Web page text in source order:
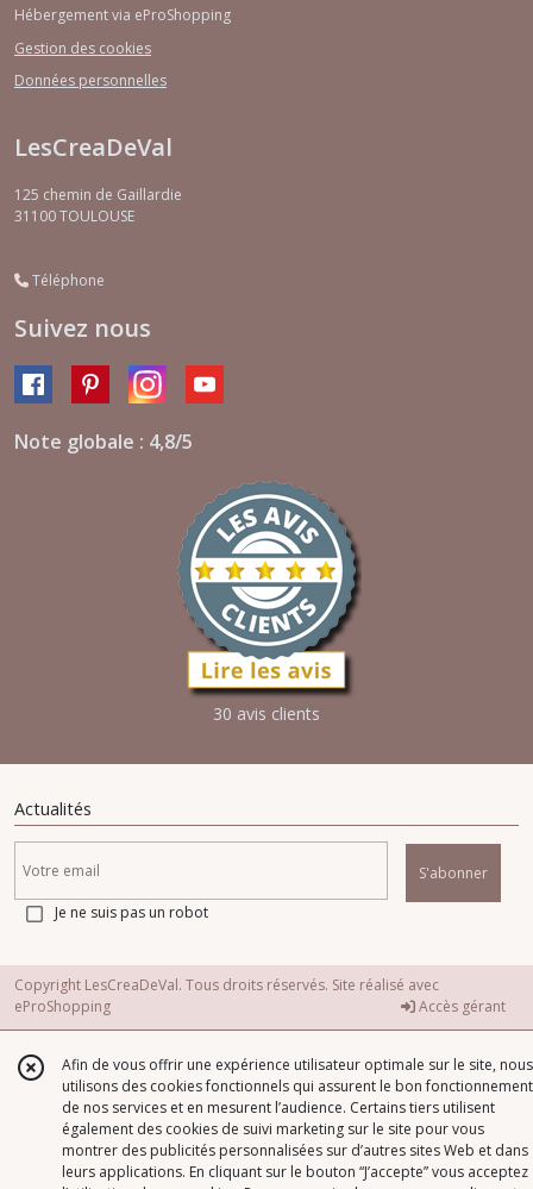
Hébergement via eProShopping
Gestion des cookies
Données personnelles
LesCreaDeVal
125 chemin de Gaillardie
31100TOULOUSE
Téléphone
Suivez nous
Note globale : 4,8/5
30 avis clients
Actualités
S'abonner
Je ne suis pas un robot
Copyright LesCreaDeVal. Tous droits réservés. Site réalisé avec
eProShopping
Accès gérant
Afin de vous offrir une expérience utilisateur optimale sur le site, nous
utilisons des cookies fonctionnels qui assurent le bon fonctionnement
de nos services et en mesurent l’audience. Certains tiers utilisent
également des cookies de suivi marketing sur le site pour vous
montrer des publicités personnalisées sur d’autres sites Web et dans
leurs applications. En cliquant sur le bouton “J’accepte” vous acceptez